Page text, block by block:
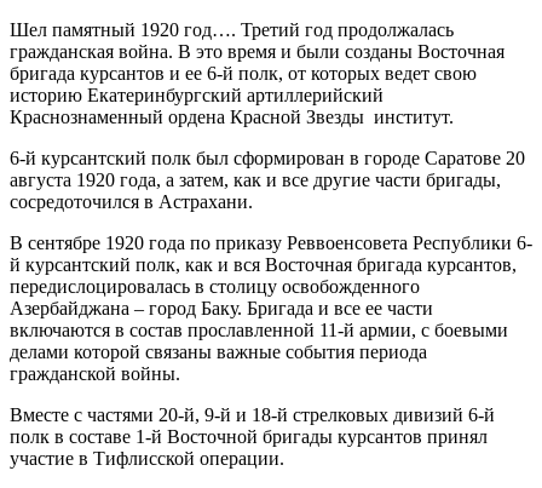
Шел памятный 1920 год…. Третий год продолжалась
гражданская война. В это время и были созданы Восточная
бригада курсантов и ее 6-й полк, от которых ведет свою
историю Екатеринбургский артиллерийский
Краснознаменный ордена Красной Звезды институт.
6-й курсантский полк был сформирован в городе Саратове 20
августа 1920 года, а затем, как и все другие части бригады,
сосредоточился в Астрахани.
В сентябре 1920 года по приказу Реввоенсовета Республики 6-
й курсантский полк, как и вся Восточная бригада курсантов,
передислоцировалась в столицу освобожденного
Азербайджана – город Баку. Бригада и все ее части
включаются в состав прославленной 11-й армии, с боевыми
делами которой связаны важные события периода
гражданской войны.
Вместе с частями 20-й, 9-й и 18-й стрелковых дивизий 6-й
полк в составе 1-й Восточной бригады курсантов принял
участие в Тифлисской операции.